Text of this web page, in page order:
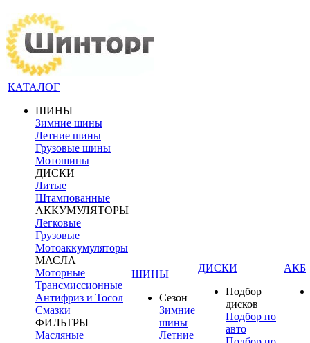
КАТАЛОГ
ШИНЫ
Зимние шины
Летние шины
Грузовые шины
Мотошины
ДИСКИ
Литые
Штампованные
АККУМУЛЯТОРЫ
Легковые
Грузовые
Мотоаккумуляторы
МАСЛА
Моторные
Трансмиссионные
Антифриз и Тосол
Смазки
ФИЛЬТРЫ
Масляные
ШИНЫ
Сезон
Зимние
шины
Летние
ДИСКИ
Подбор
дисков
Подбор по
авто
АКБ